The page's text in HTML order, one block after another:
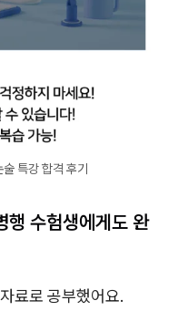
특강 합격 후기
수험생에게도 완
료로 공부했어요.